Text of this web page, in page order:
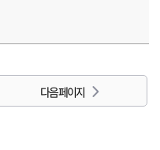
다음 페이지